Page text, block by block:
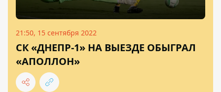
21:50, 15 сентября 2022
СК «ДНЕПР-1» НА ВЫЕЗДЕ ОБЫГРАЛ
«АПОЛЛОН»